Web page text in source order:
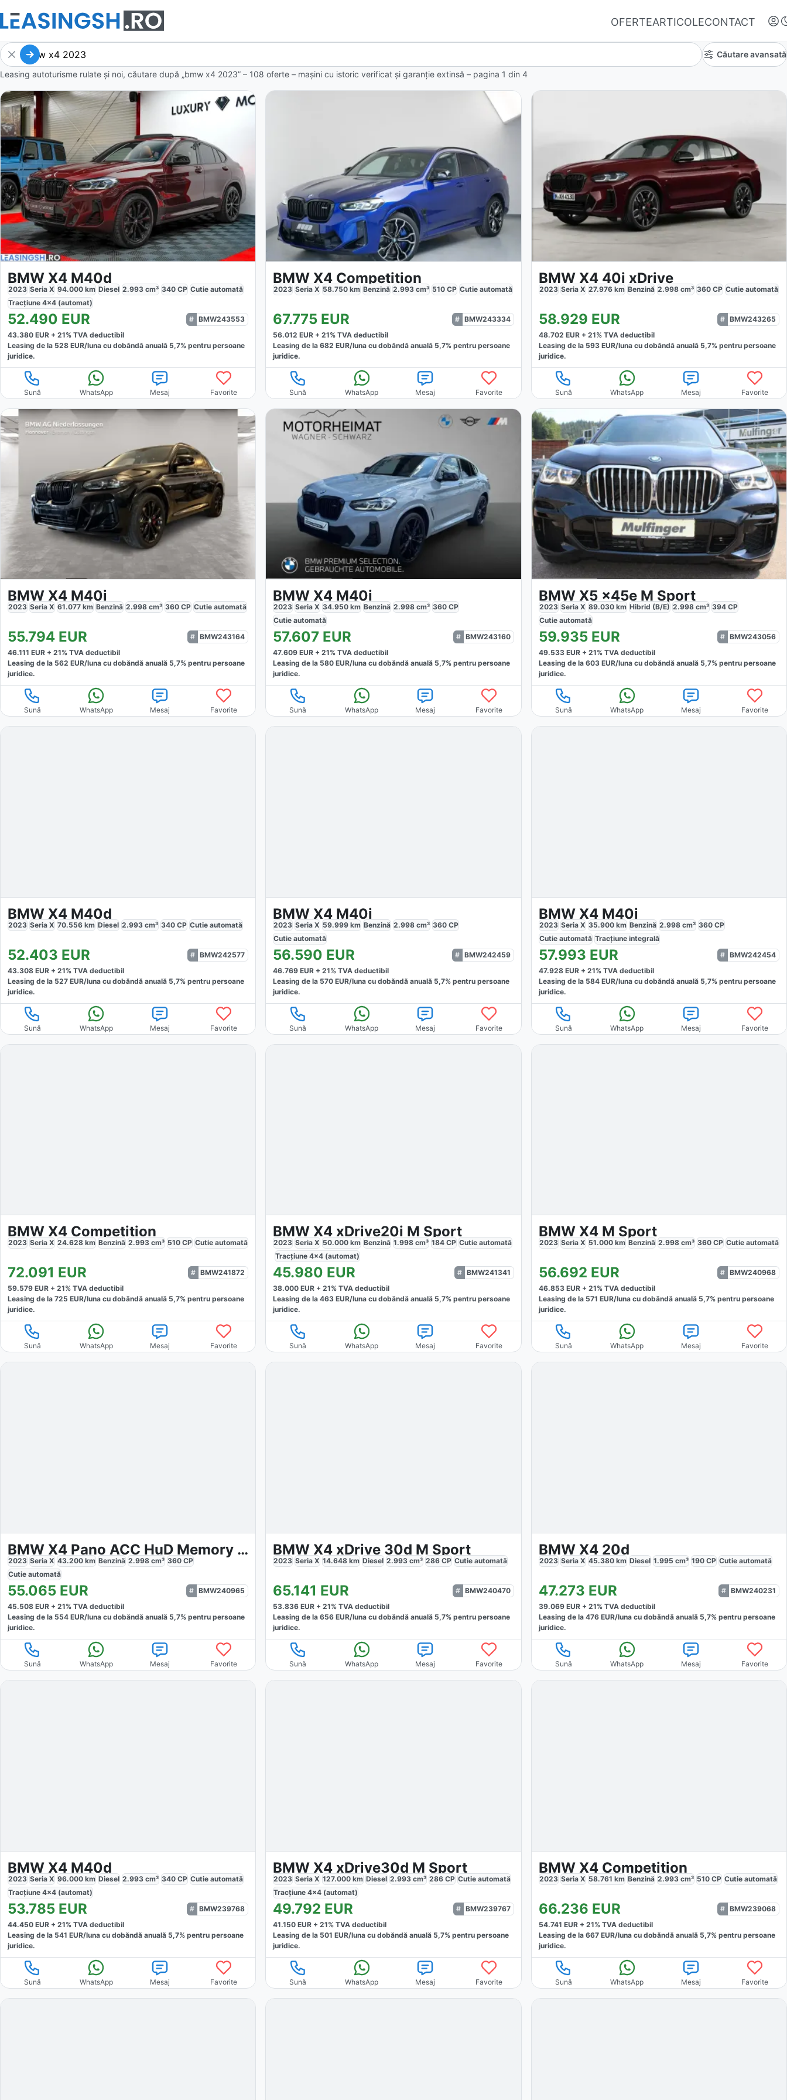
OFERTEARTICOLECONTACT
Nu ai oferte favorite
Căutare avansată
Leasing autoturisme rulate și noi, căutare după „bmw x4 2023” – 108 oferte – mașini cu istoric verificat și garanție extinsă – pagina 1 din 4
BMW X4 M40d
2023 Seria X 94.000 km Diesel 2.993 cm³ 340 CP Cutie automată
Tracțiune 4x4 (automat)
52.490 EUR
BMW243553
43.380 EUR + 21% TVA deductibil
Leasing de la 528 EUR/luna cu dobăndă anuală 5,7% pentru persoane
juridice.
Sună WhatsApp Mesaj Favorite
BMW X4 Competition
2023 Seria X 58.750 km Benzină 2.993 cm³ 510 CP Cutieautomată
67.775 EUR
BMW243334
56.012 EUR +21% TVA deductibil
Leasing de la682 EUR/luna cu dobăndă anuală 5,7% pentru persoane
juridice.
Sună WhatsApp Mesaj Favorite
BMW X4 40i xDrive
2023 Seria X 27.976km Benzină 2.998cm³ 360CP Cutie automată
58.929 EUR
BMW243265
48.702 EUR + 21% TVA deductibil
Leasing de la 593EUR/lunacu dobăndă anuală 5,7% pentru persoane
juridice.
Sună WhatsApp Mesaj Favorite
BMW X4 M40i
2023 Seria X 61.077 km Benzină 2.998 cm³ 360 CP Cutie automată
55.794 EUR
BMW243164
46.111 EUR + 21% TVA deductibil
Leasing de la 562 EUR/luna cu dobăndă anuală 5,7% pentru persoane
juridice.
Sună WhatsApp Mesaj Favorite
BMW X4 M40i
2023 Seria X 34.950 km Benzină 2.998 cm³ 360 CP
Cutieautomată
57.607 EUR
BMW243160
47.609 EUR +21% TVA deductibil
Leasing de la 580 EUR/luna cu dobăndă anuală 5,7% pentru persoane
juridice.
Sună WhatsApp Mesaj Favorite
BMW X5 x45e M Sport
2023 Seria X 89.030km Hibrid (B/E) 2.998cm³ 394CP
Cutie automată
59.935EUR
BMW243056
49.533EUR + 21% TVA deductibil
Leasing de la 603EUR/lunacu dobăndă anuală 5,7% pentru persoane
juridice.
Sună WhatsApp Mesaj Favorite
BMW X4 M40d
2023 Seria X 70.556 km Diesel 2.993 cm³ 340 CP Cutie automată
52.403 EUR
BMW242577
43.308 EUR + 21% TVA deductibil
Leasing de la 527 EUR/luna cu dobăndă anuală 5,7% pentru persoane
juridice.
Sună WhatsApp Mesaj Favorite
BMW X4 M40i
2023 Seria X 59.999 km Benzină 2.998 cm³ 360 CP
Cutieautomată
56.590 EUR
BMW242459
46.769 EUR +21% TVA deductibil
Leasing de la 570 EUR/luna cu dobăndă anuală 5,7% pentru persoane
juridice.
Sună WhatsApp Mesaj Favorite
BMW X4 M40i
2023 Seria X 35.900km Benzină 2.998cm³ 360CP
Cutie automată Tracțiune integrală
57.993 EUR
BMW242454
47.928EUR + 21% TVA deductibil
Leasing de la 584EUR/lunacu dobăndă anuală 5,7% pentru persoane
juridice.
Sună WhatsApp Mesaj Favorite
BMW X4 Competition
2023 Seria X 24.628 km Benzină 2.993 cm³ 510 CP Cutie automată
72.091 EUR
BMW241872
59.579 EUR + 21% TVA deductibil
Leasing de la 725 EUR/luna cu dobăndă anuală 5,7% pentru persoane
juridice.
Sună WhatsApp Mesaj Favorite
BMW X4 xDrive20i M Sport
2023 Seria X 50.000 km Benzină 1.998 cm³ 184 CP Cutieautomată
Tracțiune4x4 (automat)
45.980 EUR
BMW241341
38.000 EUR +21% TVA deductibil
Leasing de la463 EUR/luna cu dobăndă anuală 5,7% pentru persoane
juridice.
Sună WhatsApp Mesaj Favorite
BMW X4 M Sport
2023 Seria X 51.000km Benzină 2.998cm³ 360CP Cutie automată
56.692 EUR
BMW240968
46.853EUR + 21% TVA deductibil
Leasing de la 571 EUR/lunacu dobăndă anuală 5,7% pentru persoane
juridice.
Sună WhatsApp Mesaj Favorite
BMW X4 Pano ACC HuD Memory 360 Harman Kardon
2023 Seria X 43.200 km Benzină 2.998 cm³ 360 CP
Cutie automată
55.065 EUR
BMW240965
45.508 EUR + 21% TVA deductibil
Leasing de la 554 EUR/luna cu dobăndă anuală 5,7% pentru persoane
juridice.
Sună WhatsApp Mesaj Favorite
BMW X4 xDrive 30d M Sport
2023 Seria X 14.648 km Diesel 2.993 cm³ 286 CP Cutieautomată
65.141 EUR
BMW240470
53.836 EUR +21% TVA deductibil
Leasing de la656 EUR/luna cu dobăndă anuală 5,7% pentru persoane
juridice.
Sună WhatsApp Mesaj Favorite
BMW X4 20d
2023 Seria X 45.380km Diesel 1.995 cm³ 190CP Cutie automată
47.273 EUR
BMW240231
39.069EUR + 21% TVA deductibil
Leasing de la 476EUR/lunacu dobăndă anuală 5,7% pentru persoane
juridice.
Sună WhatsApp Mesaj Favorite
BMW X4 M40d
2023 Seria X 96.000 km Diesel 2.993 cm³ 340 CP Cutie automată
Tracțiune 4x4 (automat)
53.785 EUR
BMW239768
44.450 EUR + 21% TVA deductibil
Leasing de la 541 EUR/luna cu dobăndă anuală 5,7% pentru persoane
juridice.
Sună WhatsApp Mesaj Favorite
BMW X4 xDrive30d M Sport
2023 Seria X 127.000 km Diesel 2.993 cm³ 286 CP Cutieautomată
Tracțiune4x4 (automat)
49.792 EUR
BMW239767
41.150 EUR +21% TVA deductibil
Leasing de la 501 EUR/luna cu dobăndă anuală 5,7% pentru persoane
juridice.
Sună WhatsApp Mesaj Favorite
BMW X4 Competition
2023 Seria X 58.761 km Benzină 2.993cm³ 510CP Cutie automată
66.236 EUR
BMW239068
54.741 EUR + 21% TVA deductibil
Leasing de la 667EUR/lunacu dobăndă anuală 5,7% pentru persoane
juridice.
Sună WhatsApp Mesaj Favorite